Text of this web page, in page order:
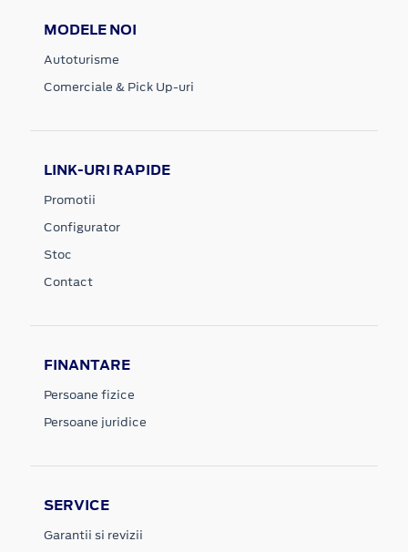
MODELE NOI
Autoturisme
Comerciale & Pick Up-uri
LINK-URI RAPIDE
Promotii
Configurator
Stoc
Contact
FINANTARE
Persoane fizice
Persoane juridice
SERVICE
Garantii si revizii